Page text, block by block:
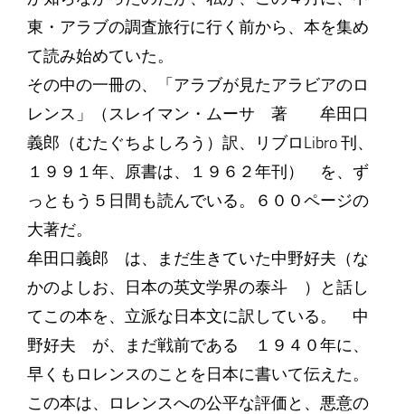
東・アラブの調査旅行に行く前から、本を集め
て読み始めていた。
その中の一冊の、「アラブが見たアラビアのロ
レンス」（スレイマン・ムーサ 著 牟田口
義郎（むたぐちよしろう）訳、リブロLibro 刊、
１９９１年、原書は、１９６２年刊） を、ず
っともう５日間も読んでいる。６００ページの
大著だ。
牟田口義郎 は、まだ生きていた中野好夫（な
かのよしお、日本の英文学界の泰斗 ）と話し
てこの本を、立派な日本文に訳している。 中
野好夫 が、まだ戦前である １９４０年に、
早くもロレンスのことを日本に書いて伝えた。
この本は、ロレンスへの公平な評価と、悪意の